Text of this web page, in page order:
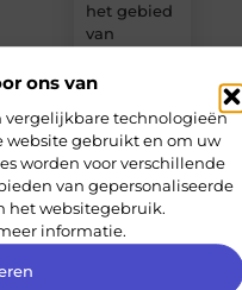
ons van
vergelijkbare technologieën
website gebruikt en om uw
worden voor verschillende
van gepersonaliseerde
het websitegebruik.
informatie.
het gebied
van
die u mogelijk